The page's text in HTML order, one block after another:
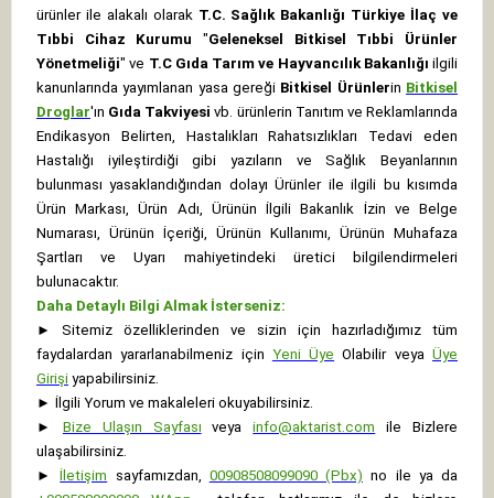
ürünler ile alakalı olarak T.C. Sağlık Bakanlığı Türkiye İlaç ve
Tıbbi Cihaz Kurumu "Geleneksel Bitkisel Tıbbi Ürünler
Yönetmeliği" ve T.C Gıda Tarım ve Hayvancılık Bakanlığı ilgili
kanunlarında yayımlanan yasa gereği Bitkisel Ürünlerin Bitkisel
Droglar'ın Gıda Takviyesi vb. ürünlerin Tanıtım ve Reklamlarında
Endikasyon Belirten, Hastalıkları Rahatsızlıkları Tedavi eden
Hastalığı iyileştirdiği gibi yazıların ve Sağlık Beyanlarının
bulunması yasaklandığından dolayı Ürünler ile ilgili bu kısımda
Ürün Markası, Ürün Adı, Ürünün İlgili Bakanlık İzin ve Belge
Numarası, Ürünün İçeriği, Ürünün Kullanımı, Ürünün Muhafaza
Şartları ve Uyarı mahiyetindeki üretici bilgilendirmeleri
bulunacaktır.
Daha Detaylı Bilgi Almak İsterseniz:
►
Sitemiz özelliklerinden ve sizin için hazırladığımız tüm
faydalardan yararlanabilmeniz için Yeni Üye Olabilir veyaÜye
Girişi yapabilirsiniz.
► İlgili Yorum ve makaleleri okuyabilirsiniz.
►
Bize Ulaşın Sayfası veya info@aktarist.com
ile Bizlere
ulaşabilirsiniz.
►
İletişim sayfamızdan, 00908508099090 (Pbx) no ile ya da